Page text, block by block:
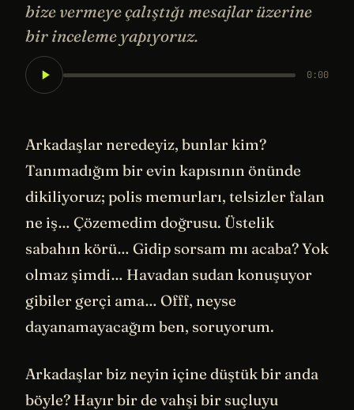
bize vermeye çalıştığı mesajlar üzerine
bir inceleme yapıyoruz.
0:00
Arkadaşlar neredeyiz, bunlar kim?
Tanımadığım bir evin kapısının önünde
dikiliyoruz; polis memurları, telsizler falan
ne iş… Çözemedim doğrusu. Üstelik
sabahın körü… Gidip sorsam mı acaba? Yok
olmaz şimdi… Havadan sudan konuşuyor
gibiler gerçi ama… Offf, neyse
dayanamayacağım ben, soruyorum.
Arkadaşlar biz neyin içine düştük bir anda
böyle? Hayır bir de vahşi bir suçluyu